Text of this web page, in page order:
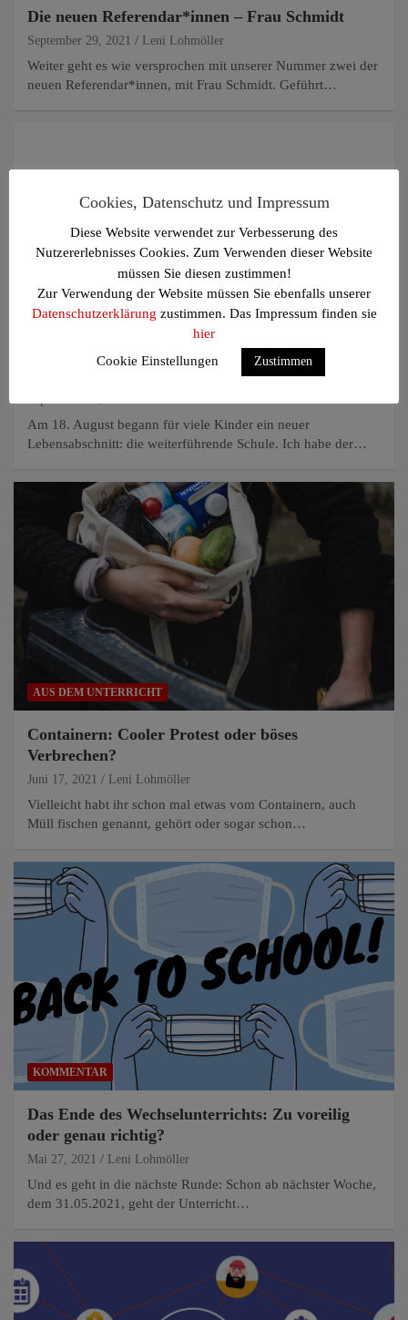
Die neuen Referendar*innen – Frau Schmidt
September 29, 2021 Leni Lohmöller
Weiter geht es wie versprochen mit unserer Nummer zwei der
neuen Referendar*innen, mit Frau Schmidt. Geführt…
BERICHT
-Willkommen am Thomaeum! Die neuen 5-er
Am 18. August begann für viele Kinder ein neuer
Lebensabschnitt: die weiterführende Schule. Ich habe der…
AUS DEM UNTERRICHT
Containern: Cooler Protest oder böses
Verbrechen?
Juni 17, 2021 Leni Lohmöller
Vielleicht habt ihr schon mal etwas vom Containern, auch
Müll fischen genannt, gehört oder sogar schon…
KOMMENTAR
Das Ende des Wechselunterrichts: Zu voreilig
oder genau richtig?
Mai 27, 2021 Leni Lohmöller
Und es geht in die nächste Runde: Schon ab nächster Woche,
dem 31.05.2021, geht der Unterricht…
Cookies, Datenschutz und Impressum
Diese Website verwendet zur Verbesserung des
Nutzererlebnisses Cookies. Zum Verwenden dieser Website
müssen Sie diesen zustimmen!
Zur Verwendung der Website müssen Sie ebenfalls unserer
Datenschutzerklärung zustimmen. Das Impressum finden sie
hier
Cookie Einstellungen
Zustimmen